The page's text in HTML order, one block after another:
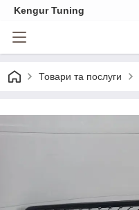
Kengur Tuning
Товари та послуги